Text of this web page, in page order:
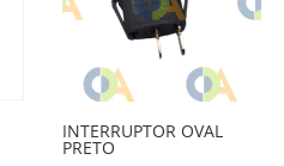
INTERRUPTOR OVAL
PRETO